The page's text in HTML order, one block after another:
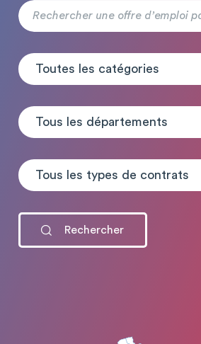
Toutes les catégories
Tous les départements
Tous les types de contrats